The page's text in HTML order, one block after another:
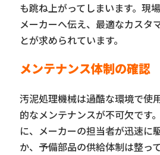
も跳ね上がってしまいます。現
メーカーへ伝え、最適なカスタ
とが求められています。
メンテナンス体制の確認
汚泥処理機械は過酷な環境で使
的なメンテナンスが不可欠です
に、メーカーの担当者が迅速に
か、予備部品の供給体制は整っ